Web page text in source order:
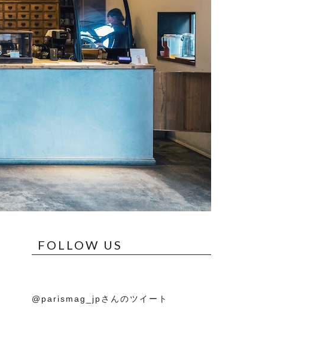
FOLLOW US
@parismag_jpさんのツイート